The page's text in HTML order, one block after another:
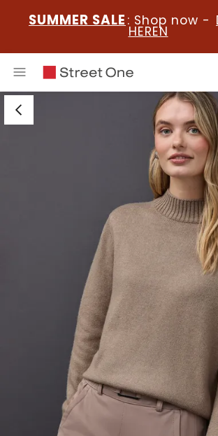
SUMMER SALE : Shop now -
HEREN